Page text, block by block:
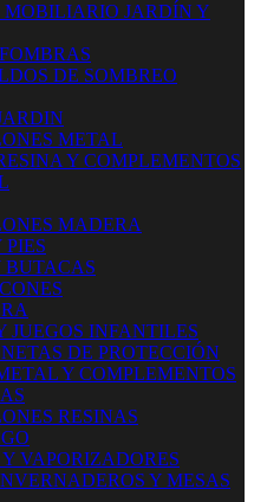
MOBILIARIO JARDÍN Y
DE SOMBREO
METAL
Y COMPLEMENTOS
MADERA
PIES
BUTACAS
JUEGOS INFANTILES
DE PROTECCIÓN
Y COMPLEMENTOS
RESINAS
VAPORIZADORES
Y MESAS